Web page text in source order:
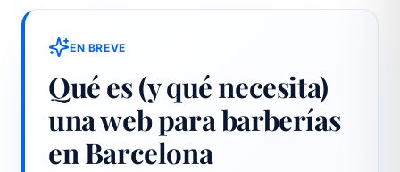
EN BREVE
Qué es (y qué necesita)
una web para barberías
en Barcelona